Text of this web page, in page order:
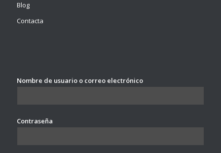
Blog
Contacta
Nombre de usuario o correo electrónico
Contraseña